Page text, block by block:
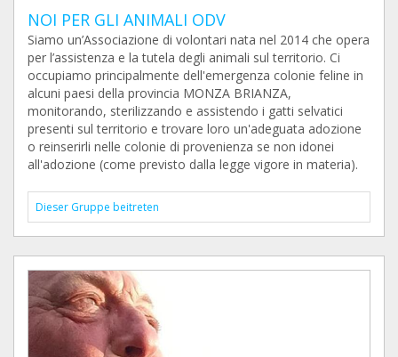
NOI PER GLI ANIMALI ODV
Siamo un’Associazione di volontari nata nel 2014 che opera
per l’assistenza e la tutela degli animali sul territorio. Ci
occupiamo principalmente dell'emergenza colonie feline in
alcuni paesi della provincia MONZA BRIANZA,
monitorando, sterilizzando e assistendo i gatti selvatici
presenti sul territorio e trovare loro un'adeguata adozione
o reinserirli nelle colonie di provenienza se non idonei
all'adozione (come previsto dalla legge vigore in materia).
Dieser Gruppe beitreten